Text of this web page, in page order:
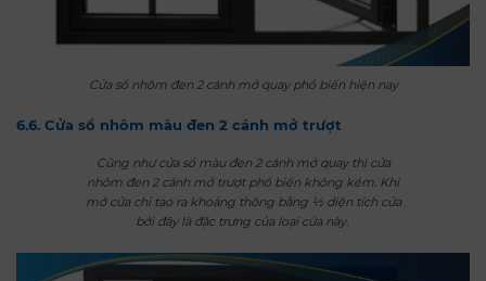
Cửa sổ nhôm đen 2 cánh mở quay phổ biến hiện nay
6.6. Cửa sổ nhôm màu đen 2 cánh mở trượt
Cũng như cửa sổ màu đen 2 cánh mở quay thì cửa
nhôm đen 2 cánh mở trượt phổ biến không kém. Khi
mở cửa chỉ tạo ra khoảng thông bằng ½ diện tích cửa
bởi đây là đặc trưng của loại cửa này.